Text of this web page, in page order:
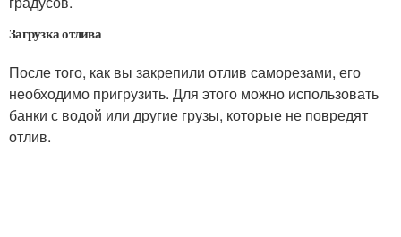
Загрузка отлива
После того, как вы закрепили отлив саморезами, его
необходимо пригрузить. Для этого можно использовать
банки с водой или другие грузы, которые не повредят
отлив.